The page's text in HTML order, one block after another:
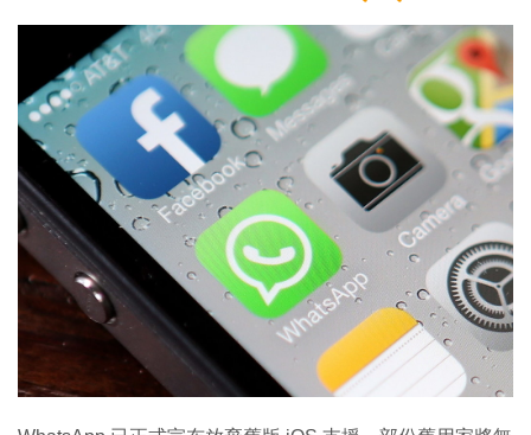
EduTech
IT Times
生成式AI與雲端應用
Enterprise Digital Transformation
特集